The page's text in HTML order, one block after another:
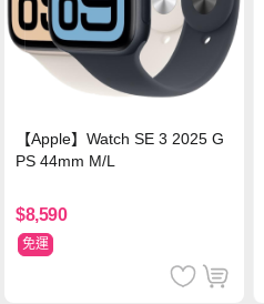
【Apple】Watch SE 3 2025 G
PS 44mm M/L
$8,590
免運